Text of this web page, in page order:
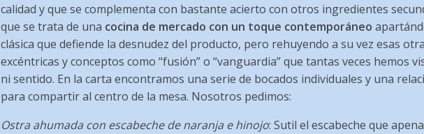
calidad y que se complementa con bastante acierto con otros ingredientes
que se trata de una cocina de mercado con un toque contemporáneo
clásica que defiende la desnudez del producto, pero rehuyendo a su vez esas
excéntricas y conceptos como “fusión” o “vanguardia” que tantas veces hemos
ni sentido. En la carta encontramos una serie de bocados individuales y una
para compartir al centro de la mesa. Nosotros pedimos:
Ostra ahumada con escabeche de naranja e hinojo: Sutil el escabeche que